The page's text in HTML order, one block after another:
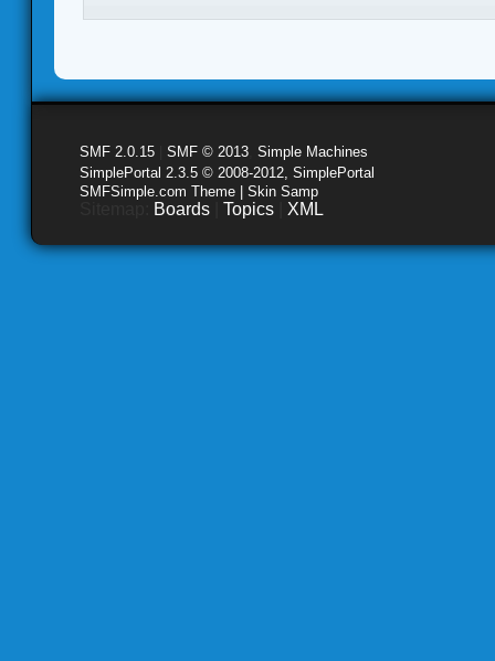
SMF 2.0.15 SMF © 2013 Simple Machines
SimplePortal 2.3.5 © 2008-2012, SimplePortal
SMFSimple.com Theme | Skin Samp
Boards Topics XML